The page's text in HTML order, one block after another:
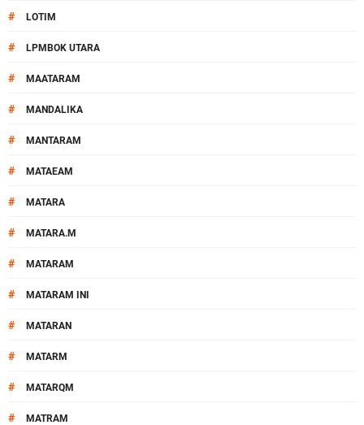
# LOTIM
# LPMBOK UTARA
# MAATARAM
# MANDALIKA
# MANTARAM
# MATAEAM
# MATARA
# MATARA.M
# MATARAM
# MATARAM INI
# MATARAN
# MATARM
# MATARQM
# MATRAM